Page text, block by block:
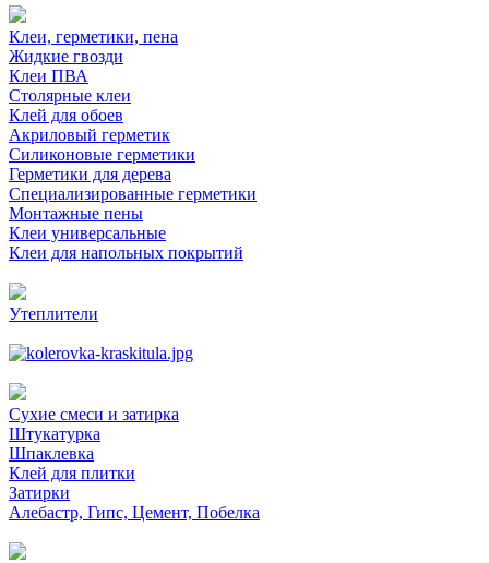
Клеи, герметики, пена
Жидкие гвозди
Клеи ПВА
Столярные клеи
Клей для обоев
Акриловый герметик
Силиконовые герметики
Герметики для дерева
Специализированные герметики
Монтажные пены
Клеи универсальные
Клеи для напольных покрытий
Утеплители
Сухие смеси и затирка
Штукатурка
Шпаклевка
Клей для плитки
Затирки
Алебастр, Гипс, Цемент, Побелка